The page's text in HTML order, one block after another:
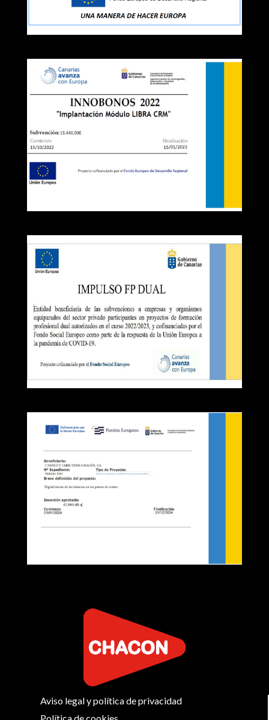
Aviso legal y política de privacidad